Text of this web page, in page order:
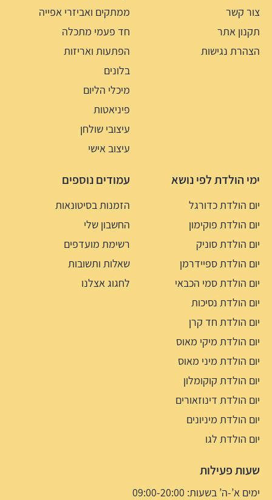
צור קשר
תקנון אתר
הצהרת נגישות
ממתקים ואביזרי אפייה
חד פעמי מתכלה
הפתעות ואריזות
בלונים
מיכלי הליום
פיניאטות
עיצובי שולחן
עיצוב אישי
ימי הולדת לפי נושא
יום הולדת כדורגל
יום הולדת פוקימון
יום הולדת סוניק
יום הולדת ספיידרמן
יום הולדת סמי הכבאי
יום הולדת נסיכות
יום הולדת חד קרן
יום הולדת מיקי מאוס
יום הולדת מיני מאוס
יום הולדת קוקומלון
יום הולדת דינוזאורים
יום הולדת מיניונים
יום הולדת לגו
עמודים נוספים
הזמנות בסיטונאות
החשבון שלי
רשימת מועדפים
שאלות ותשובות
לחגוג אצלנו
שעות פעילות
ימים א’-ה’ בשעות: 09:00-20:00